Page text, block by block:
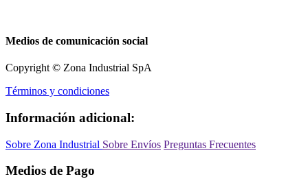
Medios de comunicación social
Copyright © Zona Industrial SpA
Términos y condiciones
Información adicional:
Sobre Zona Industrial Sobre Envíos Preguntas Frecuentes
Medios de Pago